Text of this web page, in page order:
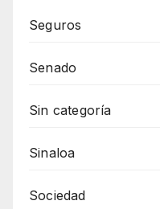
Seguros
Senado
Sin categoría
Sinaloa
Sociedad